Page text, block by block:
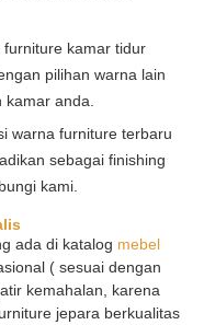
kamar tidur
pilihan warna lain
kamar anda.
warna furniture terbaru
sebagai finishing
kami.
ada di katalog mebel
( sesuai dengan
kemahalan, karena
jepara berkualitas